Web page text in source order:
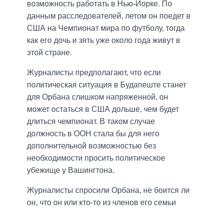
возможность работать в Нью-Йорке. По
данным расследователей, летом он поедет в
США на Чемпионат мира по футболу, тогда
как его дочь и зять уже около года живут в
этой стране.
Журналисты предполагают, что если
политическая ситуация в Будапеште станет
для Орбана слишком напряженной, он
может остаться в США дольше, чем будет
длиться чемпионат. В таком случае
должность в ООН стала бы для него
дополнительной возможностью без
необходимости просить политическое
убежище у Вашингтона.
Журналисты спросили Орбана, не боится ли
он, что он или кто-то из членов его семьи